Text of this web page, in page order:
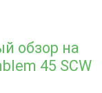
обзор на
45 SCW